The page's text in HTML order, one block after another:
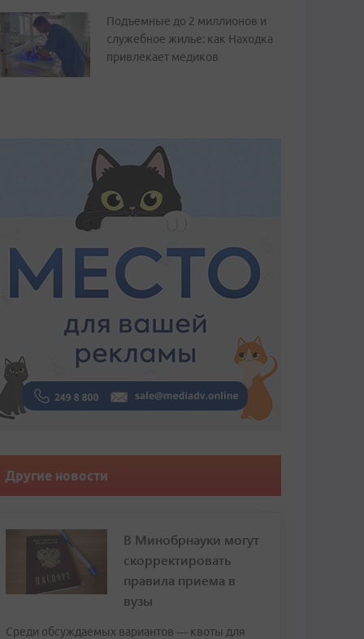
Подъемные до 2 миллионов и
служебное жилье: как Находка
привлекает медиков
Другие новости
В Минобрнауки могут
скорректировать
правила приема в
вузы
Среди обсуждаемых вариантов — квоты для